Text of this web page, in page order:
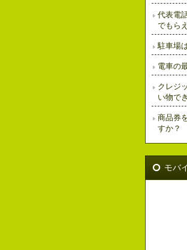
代表電
でもら
駐車場
電車の
クレジ
い物で
商品券
すか？
モバ